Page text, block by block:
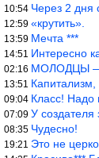
10:54 Через 2 дня
12:59 «крутить».
13:59 Мечта ***
14:51 Интересно как
02:16 МОЛОДЦЫ
13:51 Капитализм,
09:04 Класс! Надо
07:09 У создателя
08:35 Чудесно!
19:21 Это не